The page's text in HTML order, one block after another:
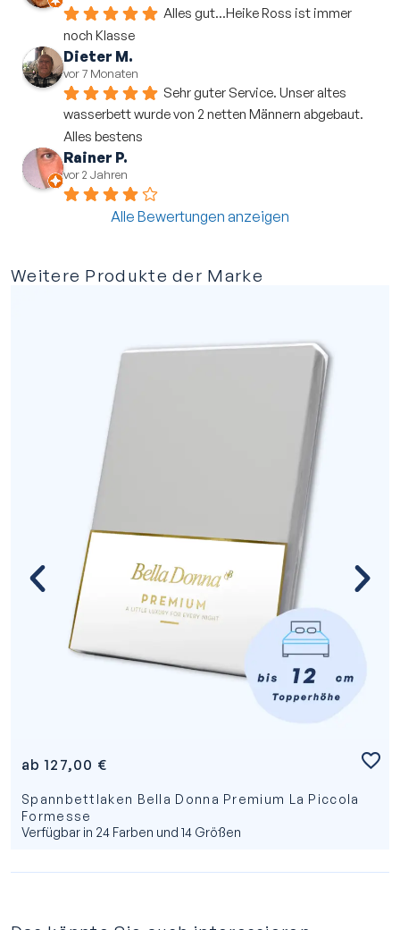
Alles gut...Heike Ross ist immer
noch Klasse
Dieter M.
vor 7 Monaten
Sehr guter Service. Unser altes
wasserbett wurde von 2 netten Männern abgebaut.
Alles bestens
Rainer P.
vor 2 Jahren
Alle Bewertungen anzeigen
Weitere Produkte der Marke
ab127,00 €
Spannbettlaken Bella Donna Premium La Piccola
Formesse
Verfügbar in 24 Farben und 14 Größen